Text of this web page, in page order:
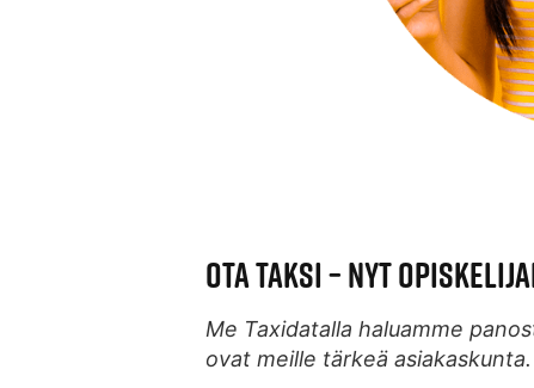
OTA TAKSI – NYT
Me Taxidatalla haluamme
ovat meille tärkeä asiakaskunta.